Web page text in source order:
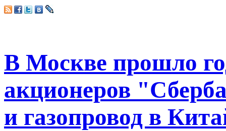
В Москве прошло
акционеров
и газопровод в